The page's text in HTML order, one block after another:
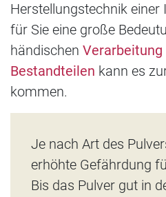
Herstellungstechnik
für Sie eine große
händischen Verarbeitung
Bestandteilen kann es
kommen.
Je nach Art des
erhöhte Gefährdung
Bis das Pulver gut in